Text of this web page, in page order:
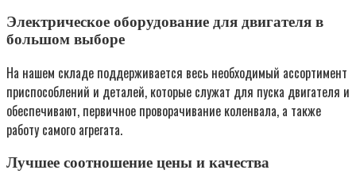
Электрическое оборудование для двигателя в
большом выборе
На нашем складе поддерживается весь необходимый ассортимент
приспособлений и деталей, которые служат для пуска двигателя и
обеспечивают, первичное проворачивание коленвала, а также
работу самого агрегата.
Лучшее соотношение цены и качества